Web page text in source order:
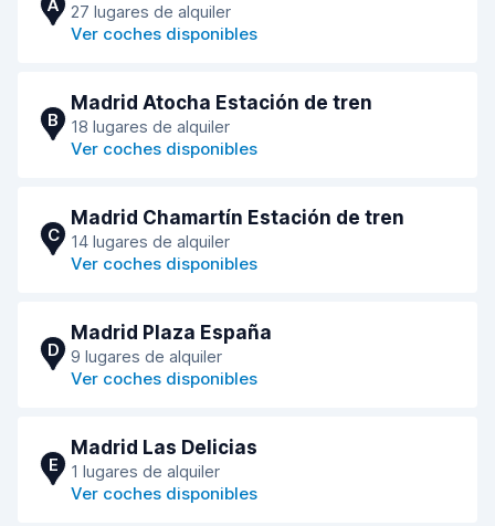
A 27 lugares de alquiler
Ver coches disponibles
B
Madrid Atocha Estación de tren
18 lugares de alquiler
Ver coches disponibles
C
Madrid Chamartín Estación de tren
14 lugares de alquiler
Ver coches disponibles
D
Madrid Plaza España
9 lugares de alquiler
Ver coches disponibles
E
Madrid Las Delicias
1 lugares de alquiler
Ver coches disponibles